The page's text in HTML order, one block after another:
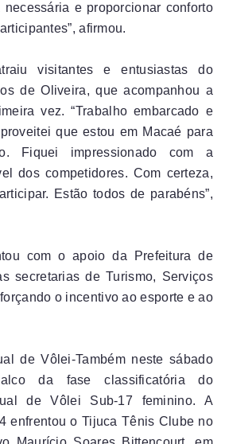
e proporcionar conforto
afirmou.
visitantes e entusiastas do
de Oliveira, que acompanhou a
vez. “Trabalho embarcado e
que estou em Macaé para
Fiquei impressionado com a
dos competidores. Com certeza,
Estão todos de parabéns”,
com o apoio da Prefeitura de
secretarias de Turismo, Serviços
o incentivo ao esporte e ao
de Vôlei-Também neste sábado
da fase classificatória do
de Vôlei Sub-17 feminino. A
enfrentou o Tijuca Tênis Clube no